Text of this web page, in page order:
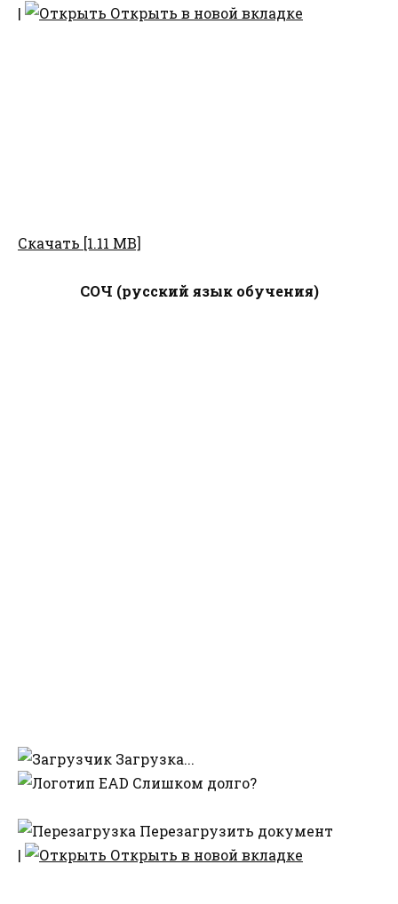
|
Открыть в новой вкладке
Скачать [1.11 MB]
СОЧ (русский язык обучения)
Загрузка...
Слишком долго?
Перезагрузить документ
|
Открыть в новой вкладке